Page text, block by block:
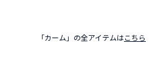
「カーム」の全アイテムはこちら